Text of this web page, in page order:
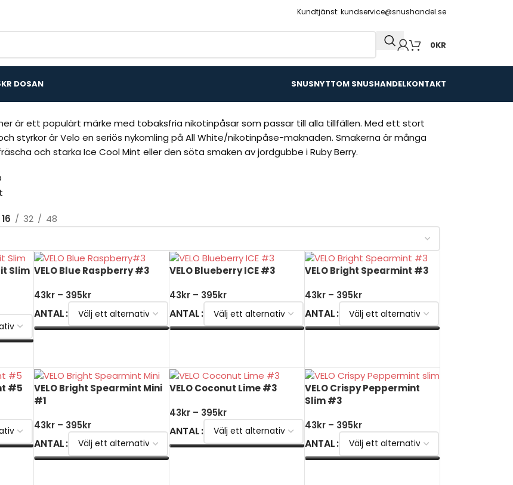
Kundtjänst: kundservice@snushandel.se
0KR
DOSAN SNUSNYTTOM SNUSHANDELKONTAKT
är ett populärt märke med tobaksfria nikotinpåsar som passar till alla tillfällen. Med ett stort
styrkor är Velo en seriös nykomling på All White/nikotinpåse-maknaden. Smakerna är många
och starka Ice Cool Mint eller den söta smaken av jordgubbe i Ruby Berry.
16 32 48
Slim VELO Blue Raspberry #3
43kr – 395kr
ANTAL
VELO Blueberry ICE #3
43kr – 395kr
ANTAL
VELO Bright Spearmint #3
43kr – 395kr
ANTAL
#5
VELO Bright Spearmint Mini
#1
43kr – 395kr
ANTAL
VELO Coconut Lime #3
43kr – 395kr
ANTAL
VELO Crispy Peppermint
Slim #3
43kr – 395kr
ANTAL